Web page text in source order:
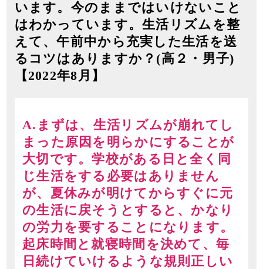
います。今のままではいけないこと
はわかっています。生活リズムを整
えて、午前中から充実した生活を送
るコツはありますか？(高２・男子)
【2022年8月】
A.まずは、生活リズムが崩れてし
まった原因を明らかにすることが
大切です。学校がある日と全く同
じ生活をする必要はありません
が、夏休みが明けてからすぐに元
の生活に戻そうとすると、かなり
の労力を要することになります。
起床時間と就寝時間を決めて、毎
日続けていけるような規則正しい